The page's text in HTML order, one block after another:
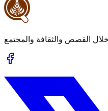
القصص والثقافة والمجتمع